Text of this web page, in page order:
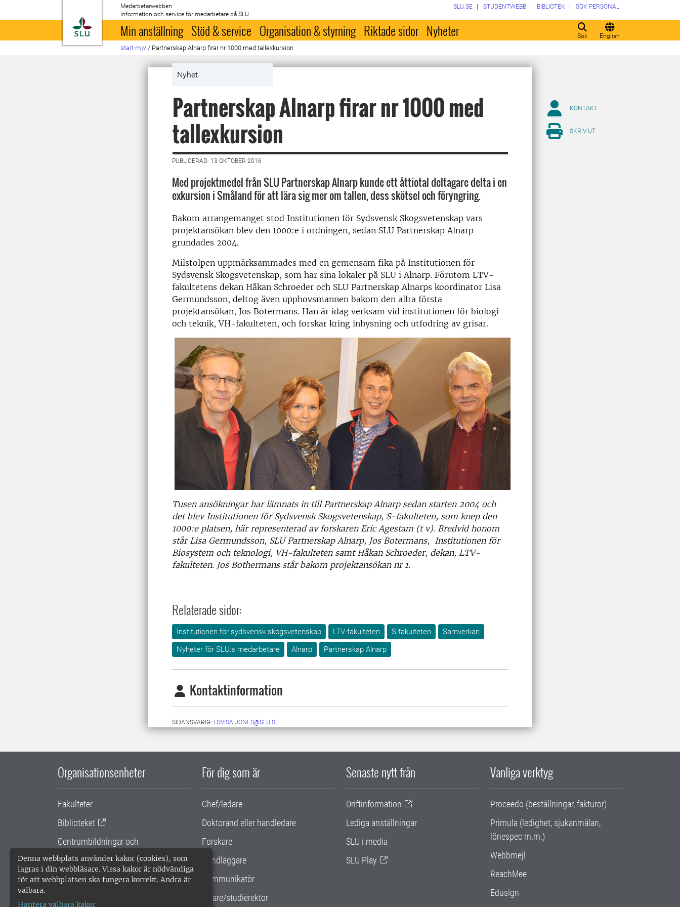
Denna webbplats använder kakor (cookies), som
lagras i din webbläsare. Vissa kakor är nödvändiga
för att webbplatsen ska fungera korrekt. Andra är
valbara.
Hantera valbara kakor
Till startsida
Medarbetarwebben
Information och service för medarbetare på SLU
Sök English
SLU.SE STUDENTWEBB BIBLIOTEK SÖK PERSONAL
Min anställning Stöd & service Organisation & styrning Riktade sidor Nyheter
start mw / Partnerskap Alnarp firar nr 1000 med tallexkursion
Nyhet
Partnerskap Alnarp firar nr 1000 med
tallexkursion
PUBLICERAD: 13 OKTOBER 2016
Med projektmedel från SLU Partnerskap Alnarp kunde ett åttiotal deltagare delta i en
exkursion i Småland för att lära sig mer om tallen, dess skötsel och föryngring.
Bakom arrangemanget stod Institutionen för Sydsvensk Skogsvetenskap vars
projektansökan blev den 1000:e i ordningen, sedan SLU Partnerskap Alnarp
grundades 2004.
Milstolpen uppmärksammades med en gemensam fika på Institutionen för
Sydsvensk Skogsvetenskap, som har sina lokaler på SLU i Alnarp. Förutom LTV-
fakultetens dekan Håkan Schroeder och SLU Partnerskap Alnarps koordinator Lisa
Germundsson, deltog även upphovsmannen bakom den allra första
projektansökan, Jos Botermans. Han är idag verksam vid institutionen för biologi
och teknik, VH-fakulteten, och forskar kring inhysning och utfodring av grisar.
Tusen ansökningar har lämnats in till Partnerskap Alnarp sedan starten 2004 och
det blev Institutionen för Sydsvensk Skogsvetenskap, S-fakulteten, som knep den
1000:e platsen, här representerad av forskaren Eric Agestam (t v). Bredvid honom
står Lisa Germundsson, SLU Partnerskap Alnarp, Jos Botermans, Institutionen för
Biosystem och teknologi, VH-fakulteten samt Håkan Schroeder, dekan, LTV-
fakulteten. Jos Bothermans står bakom projektansökan nr 1.
Relaterade sidor:
Institutionen för sydsvensk skogsvetenskap LTV-fakulteten S-fakulteten
Samverkan
Nyheter för SLU:s medarbetare
Alnarp Partnerskap Alnarp
Kontaktinformation
SIDANSVARIG: LOVISA.JONES@SLU.SE
KONTAKT
SKRIV UT
Organisationsenheter
Fakulteter
Biblioteket
Centrumbildningar och
samarbetsprojekt
Gemensamma verksamhetsstödet
För dig som är
Chef/ledare
Doktorand eller handledare
Forskare
Handläggare
Kommunikatör
Lärare/studierektor
Senaste nytt från
Driftinformation
Lediga anställningar
SLU i media
SLU Play
Vanliga verktyg
Proceedo (beställningar, fakturor)
Primula (ledighet, sjukanmälan,
lönespec m.m.)
Webbmejl
ReachMee
Edusign